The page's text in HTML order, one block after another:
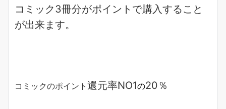
コミック3冊分がポイント で購入すること
が出来ます。
コミックのポイント 還元率NO1の20％